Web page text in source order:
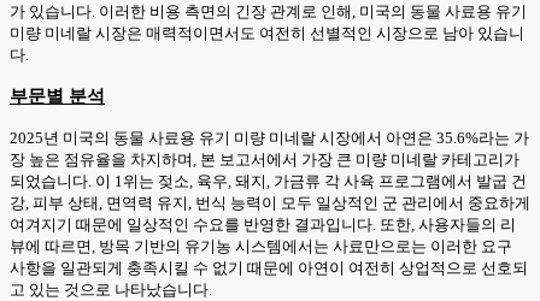
가 있습니다. 이러한 비용 측면의 긴장 관계로 인해, 미국의 동물 사료용 유기
미량 미네랄 시장은 매력적이면서도 여전히 선별적인 시장으로 남아 있습니
다.
부문별 분석
2025년 미국의 동물 사료용 유기 미량 미네랄 시장에서 아연은 35.6%라는 가
장 높은 점유율을 차지하며, 본 보고서에서 가장 큰 미량 미네랄 카테고리가
되었습니다. 이 1위는 젖소, 육우, 돼지, 가금류 각 사육 프로그램에서 발굽 건
강, 피부 상태, 면역력 유지, 번식 능력이 모두 일상적인 군 관리에서 중요하게
여겨지기 때문에 일상적인 수요를 반영한 결과입니다. 또한, 사용자들의 리
뷰에 따르면, 방목 기반의 유기농 시스템에서는 사료만으로는 이러한 요구
사항을 일관되게 충족시킬 수 없기 때문에 아연이 여전히 상업적으로 선호되
고 있는 것으로 나타났습니다.